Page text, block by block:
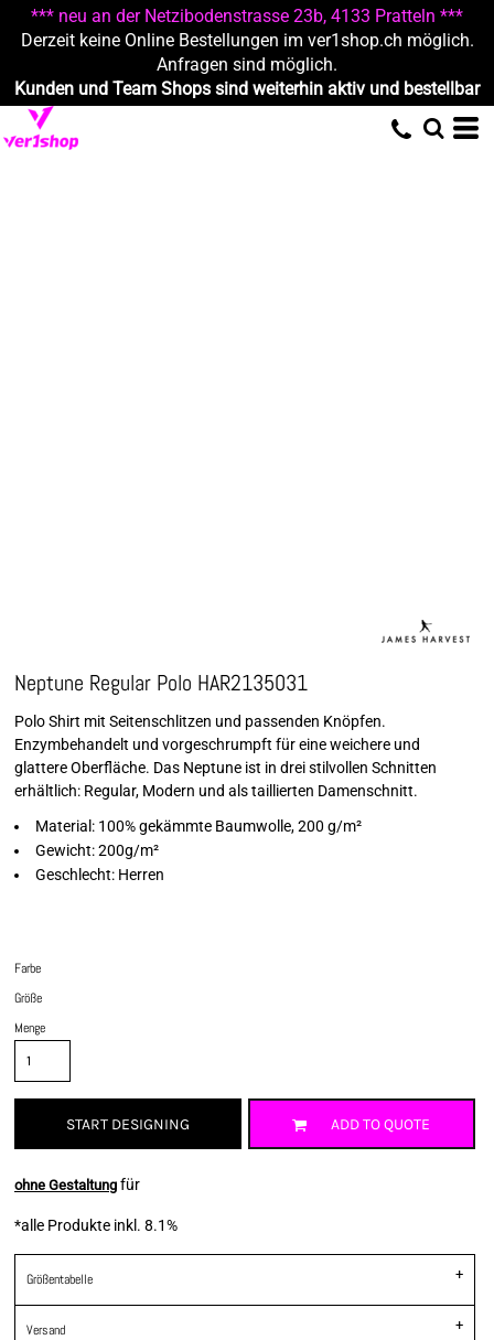
*** neu an der Netzibodenstrasse 23b, 4133 Pratteln ***
Derzeit keine Online Bestellungen im ver1shop.ch möglich.
Anfragen sind möglich.
Kunden und Team Shops sind weiterhin aktiv und bestellbar
Neptune Regular Polo HAR2135031
Polo Shirt mit Seitenschlitzen und passenden Knöpfen.
Enzymbehandelt und vorgeschrumpft für eine weichere und
glattere Oberfläche. Das Neptune ist in drei stilvollen Schnitten
erhältlich: Regular, Modern und als taillierten Damenschnitt.
Material: 100% gekämmte Baumwolle, 200 g/m²
Gewicht: 200g/m²
Geschlecht: Herren
Farbe
Größe
Menge
START DESIGNING ADD TO QUOTE
ohne Gestaltung für
*alle Produkte inkl. 8.1%
Größentabelle
Versand